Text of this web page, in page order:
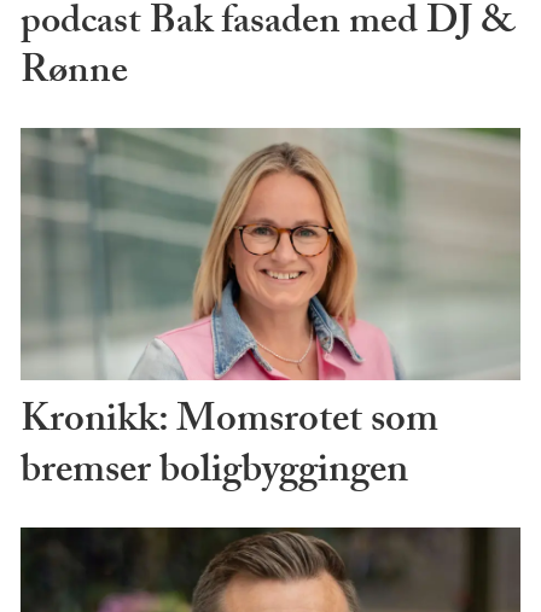
podcast Bak fasaden med DJ &
Rønne
Kronikk: Momsrotet som
bremser boligbyggingen